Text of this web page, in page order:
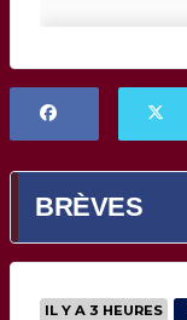
BRÈVES
IL Y A 3 HEURES